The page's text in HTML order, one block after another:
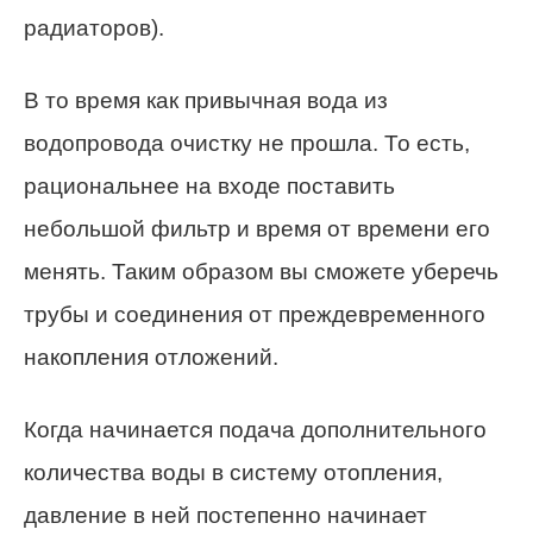
радиаторов).
В то время как привычная вода из
водопровода очистку не прошла. То есть,
рациональнее на входе поставить
небольшой фильтр и время от времени его
менять. Таким образом вы сможете уберечь
трубы и соединения от преждевременного
накопления отложений.
Когда начинается подача дополнительного
количества воды в систему отопления,
давление в ней постепенно начинает